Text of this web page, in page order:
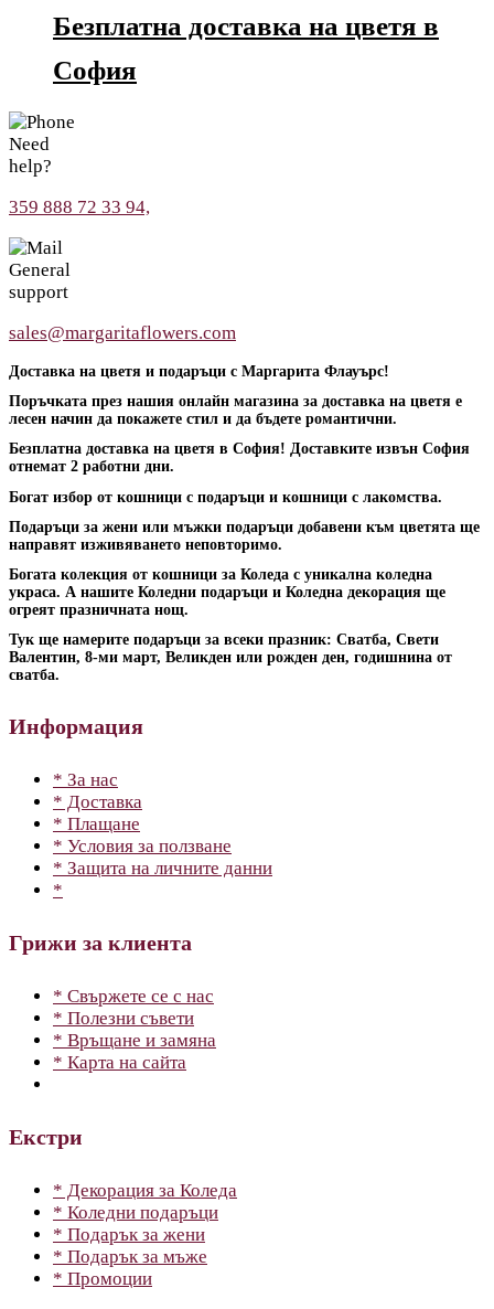
Безплатна доставка на цветя в
София
Need
help?
359 888 72 33 94,
General
support
sales@margaritaflowers.com
Доставка на цветя и подаръци с Маргарита Флауърс!
Поръчката през нашия онлайн магазина за доставка на цветя е
лесен начин да покажете стил и да бъдете романтични.
Безплатна доставка на цветя в София! Доставките извън София
отнемат 2 работни дни.
Богат избор от кошници с подаръци и кошници с лакомства.
Подаръци за жени или мъжки подаръци добавени към цветята ще
направят изживяването неповторимо.
Богата колекция от кошници за Коледа с уникална коледна
украса. А нашите Коледни подаръци и Коледна декорация ще
огреят празничната нощ.
Тук ще намерите подаръци за всеки празник: Сватба, Свети
Валентин, 8-ми март, Великден или рожден ден, годишнина от
сватба.
Информация
* За нас
* Доставка
* Плащане
* Условия за ползване
* Защита на личните данни
*
Грижи за клиента
* Свържете се с нас
* Полезни съвети
* Връщане и замяна
* Карта на сайта
Екстри
* Декорация за Коледа
* Коледни подаръци
* Подарък за жени
* Подарък за мъже
* Промоции